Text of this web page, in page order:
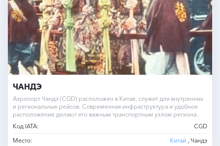
ЧАНДЭ
Аэропорт Чандэ (CGD) расположен в Китае, служит для внутренних
и региональных рейсов. Современная инфраструктура и удобное
расположение делают его важным транспортным узлом региона.
Код IATA:
CGD
Место:
Китай , Чандэ